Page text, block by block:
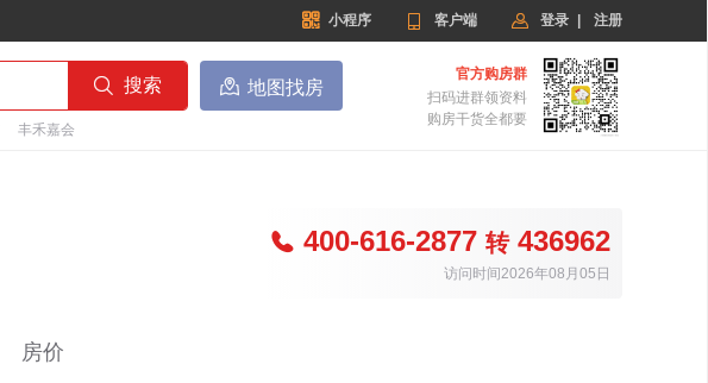
 小程序  客户端  登录 注册
 搜索  地图找房
丰禾嘉会
官方购房群
扫码进群领资料
购房干货全都要
 400-616-2877 转436962
访问时间2026年08月05日
房价